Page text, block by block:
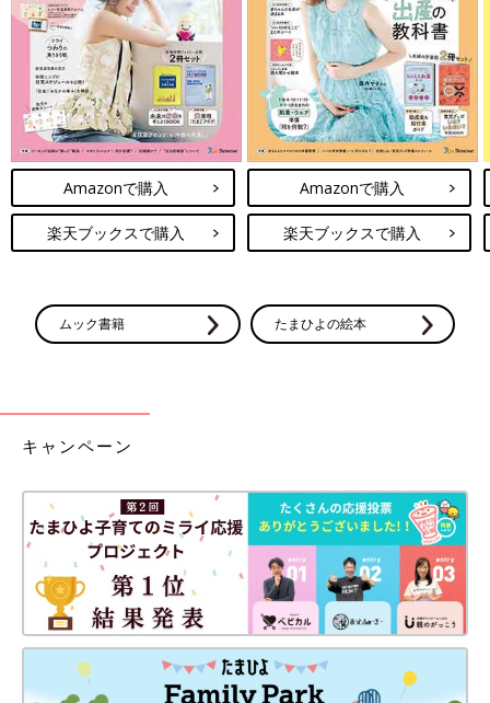
Amazonで購入
楽天ブックスで購入
Amazonで購入
楽天ブックスで購入
ムック書籍 たまひよの絵本
キャンペーン